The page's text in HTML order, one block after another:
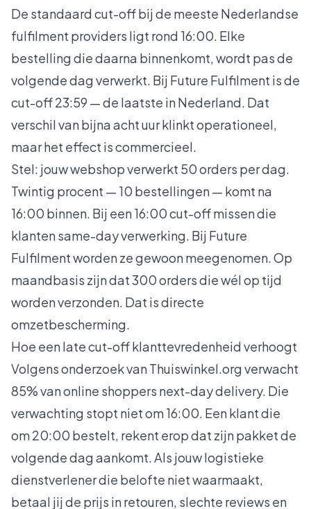
De standaard cut-off bij de meeste Nederlandse
fulfilment providers ligt rond 16:00. Elke
bestelling die daarna binnenkomt, wordt pas de
volgende dag verwerkt. Bij Future Fulfilment is de
cut-off 23:59 — de laatste in Nederland. Dat
verschil van bijna acht uur klinkt operationeel,
maar het effect is commercieel.
Stel: jouw webshop verwerkt 50 orders per dag.
Twintig procent — 10 bestellingen — komt na
16:00 binnen. Bij een 16:00 cut-off missen die
klanten same-day verwerking. Bij Future
Fulfilment worden ze gewoon meegenomen. Op
maandbasis zijn dat 300 orders die wél op tijd
worden verzonden. Dat is directe
omzetbescherming.
Hoe een late cut-off klanttevredenheid verhoogt
Volgens onderzoek van Thuiswinkel.org verwacht
85% van online shoppers next-day delivery. Die
verwachting stopt niet om 16:00. Een klant die
om 20:00 bestelt, rekent erop dat zijn pakket de
volgende dag aankomt. Als jouw logistieke
dienstverlener die belofte niet waarmaakt,
betaal jij de prijs in retouren, slechte reviews en